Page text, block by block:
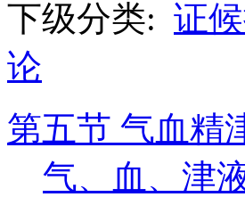
下级分类: 证
论
第五节 气血精
气、血、津